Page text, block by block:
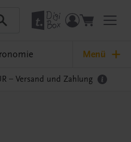
Menü
– Versand und Zahlung